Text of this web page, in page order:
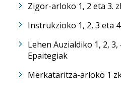
Zigor-arloko 1, 2 eta 3.
Instrukzioko 1, 2, 3 eta
Lehen Auzialdiko 1, 2, 3,
Epaitegiak
Merkataritza-arloko 1